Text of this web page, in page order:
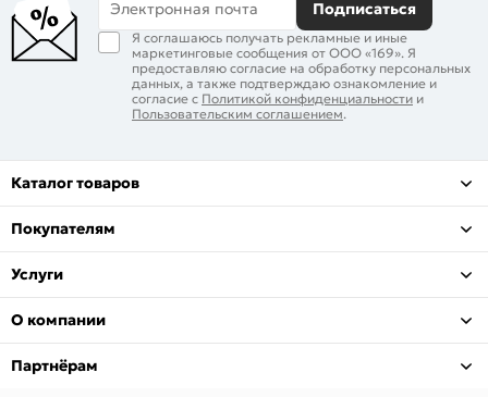
Электронная почта Подписаться
Я соглашаюсь получать рекламные и иные
маркетинговые сообщения от ООО «169». Я
предоставляю согласие на обработку персональных
данных, а также подтверждаю ознакомление и
согласие с Политикой конфиденциальности и
Пользовательским соглашением.
Каталог товаров
Покупателям
Услуги
О компании
Партнёрам